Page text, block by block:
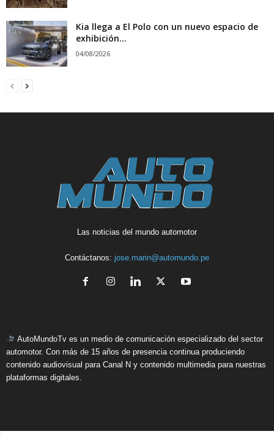
Kia llega a El Polo con un nuevo espacio de
exhibición...
04/08/2026
Las noticias del mundo automotor
Contáctanos: jose.marin@automundo.pe
AutoMundoTv es un medio de comunicación especializado del sector
automotor. Con más de 15 años de presencia continua produciendo
contenido audiovisual para Canal N y contenido multimedia para nuestras
plataformas digitales.